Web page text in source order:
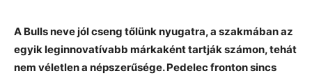
A Bulls neve jól cseng tőlünk nyugatra, a szakmában az
egyik leginnovatívabb márkaként tartják számon, tehát
nem véletlen a népszerűsége. Pedelec fronton sincs